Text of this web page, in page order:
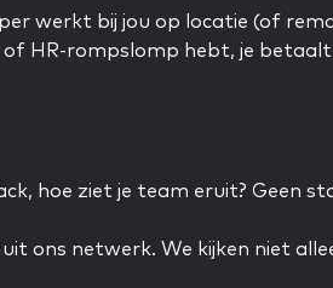
werkt bij jou op locatie (of
HR-rompslomp hebt, je
hoe ziet je team eruit? Geen
ons netwerk. We kijken niet